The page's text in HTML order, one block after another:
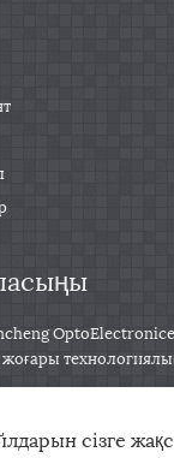
сізге